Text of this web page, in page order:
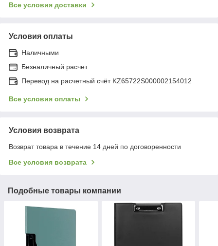
Все условия доставки
Условия оплаты
Наличными
Безналичный расчет
Перевод на расчетный счёт KZ65722S000002154012
Все условия оплаты
Условия возврата
Возврат товара в течение 14 дней по договоренности
Все условия возврата
Подобные товары компании